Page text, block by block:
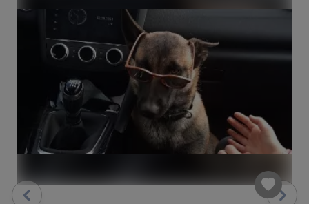
previous Suivant